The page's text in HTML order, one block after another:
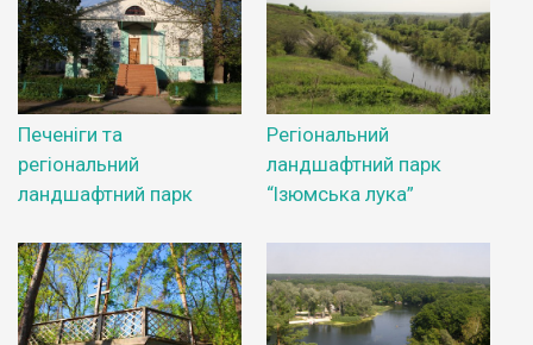
Печеніги та
регіональний
ландшафтний парк
Регіональний
ландшафтний парк
“Ізюмська лука”